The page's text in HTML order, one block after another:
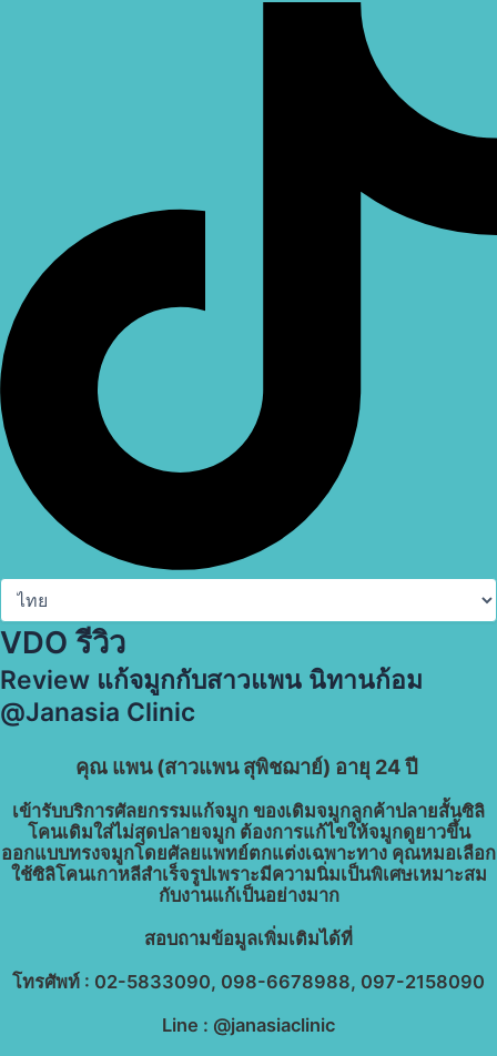
VDO รีวิว
Review แก้จมูกกับสาวแพน นิทานก้อม
@Janasia Clinic
คุณ แพน (สาวแพน สุพิชฌาย์) อายุ 24 ปี
เข้ารับบริการศัลยกรรมแก้จมูก ของเดิมจมูกลูกค้าปลายสั้นซิลิ
โคนเดิมใส่ไม่สุดปลายจมูก ต้องการแก้ไขให้จมูกดูยาวขึ้น
ออกแบบทรงจมูกโดยศัลยแพทย์ตกแต่งเฉพาะทาง คุณหมอเลือก
ใช้ซิลิโคนเกาหลีสำเร็จรูปเพราะมีความนิ่มเป็นพิเศษเหมาะสม
กับงานแก้เป็นอย่างมาก
สอบถามข้อมูลเพิ่มเติมได้ที่
โทรศัพท์ : 02-5833090, 098-6678988, 097-2158090
Line : @janasiaclinic